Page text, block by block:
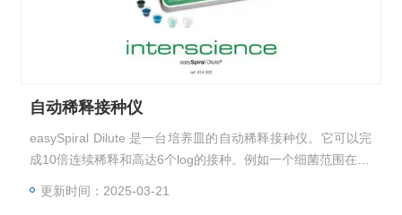
自动稀释接种仪
easySpiral Dilute 是一台培养皿的自动稀释接种仪。它可以完
成10倍连续稀释和高达6个log的接种。例如一个细菌范围在30
更新时间：2025-03-21